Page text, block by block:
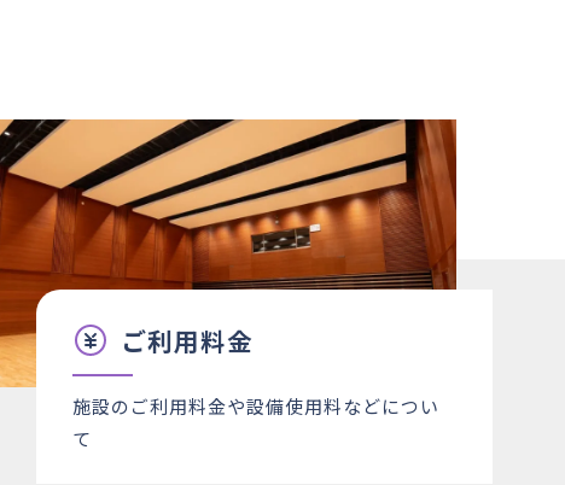
○ ○ △ ○ ○
△
× × ○ × ×
○
× × × × ×
×
○ ○ ○ ○ ○
○
○ ○ ○ ○ ○
○
○ × ○ ○ ×
○
○
○
○ ○ ○ ○ ○
ご利用料金
施設のご利用料金や設備使用料などについ
て